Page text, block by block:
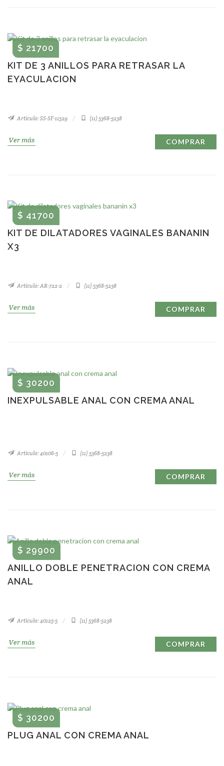
KIT DE 3 ANILLOS PARA RETRASAR LA
EYACULACION
$ 21700
Artículo: SS-SF-11529 (11) 5368-5238
Ver más COMPRAR
KIT DE DILATADORES VAGINALES BANANIN
X3
$ 41700
Artículo: AR-722-2 (11) 5368-5238
Ver más COMPRAR
INEXPULSABLE ANAL CON CREMA ANAL
$ 30200
Artículo: 40106-5 (11) 5368-5238
Ver más COMPRAR
ANILLO DOBLE PENETRACION CON CREMA
ANAL
$ 29900
Artículo: 40125-5 (11) 5368-5238
Ver más COMPRAR
PLUG ANAL CON CREMA ANAL
$ 30200